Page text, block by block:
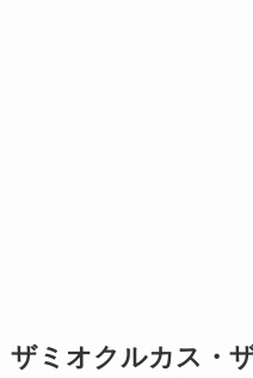
ザミオクルカス・